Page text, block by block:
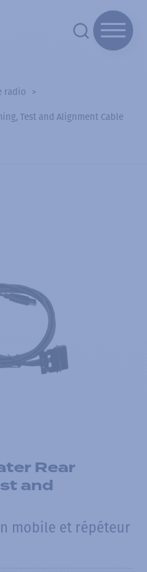
radio
Test and Alignment Cable
Rear
and
mobile et répéteur